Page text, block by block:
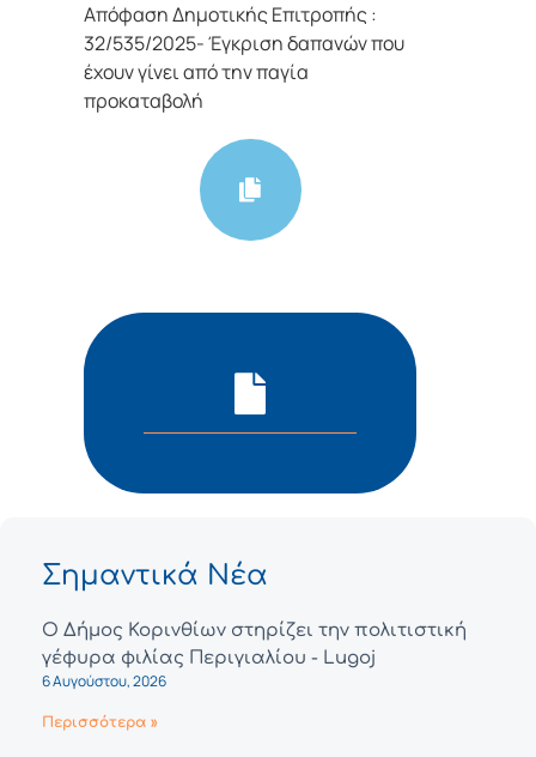
Απόφαση Δημοτικής Επιτροπής :
32/535/2025- Έγκριση δαπανών που
έχουν γίνει από την παγία
προκαταβολή
Σημαντικά Νέα
Ο Δήμος Κορινθίων στηρίζει την πολιτιστική
γέφυρα φιλίας Περιγιαλίου - Lugoj
6 Αυγούστου, 2026
Περισσότερα »